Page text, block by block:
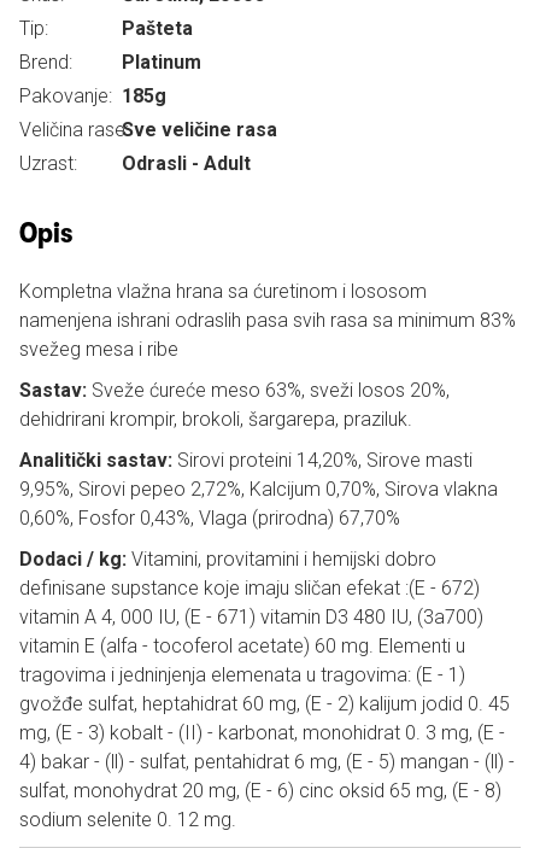
Tip:
Pašteta
Brend:
Platinum
Pakovanje: 185g
Veličina rase:Sve veličine rasa
Uzrast:
Odrasli - Adult
Opis
Kompletna vlažna hrana sa ćuretinom i lososom
namenjena ishrani odraslih pasa svih rasa sa minimum 83%
svežeg mesa i ribe
Sastav: Sveže ćureće meso 63%, sveži losos 20%,
dehidrirani krompir, brokoli, šargarepa, praziluk.
Analitički sastav: Sirovi proteini 14,20%, Sirove masti
9,95%, Sirovi pepeo 2,72%, Kalcijum 0,70%, Sirova vlakna
0,60%, Fosfor 0,43%, Vlaga (prirodna) 67,70%
Dodaci / kg: Vitamini, provitamini i hemijski dobro
definisane supstance koje imaju sličan efekat :(E - 672)
vitamin A 4, 000 IU, (E - 671) vitamin D3 480 IU, (3a700)
vitamin E (alfa - tocoferol acetate) 60 mg. Elementi u
tragovima i jedninjenja elemenata u tragovima: (E - 1)
gvožđe sulfat, heptahidrat 60 mg, (E - 2) kalijum jodid 0. 45
mg, (E - 3) kobalt - (II) - karbonat, monohidrat 0. 3 mg, (E -
4) bakar - (ll) - sulfat, pentahidrat 6 mg, (E - 5) mangan - (ll) -
sulfat, monohydrat 20 mg, (E - 6) cinc oksid 65 mg, (E - 8)
sodium selenite 0. 12 mg.